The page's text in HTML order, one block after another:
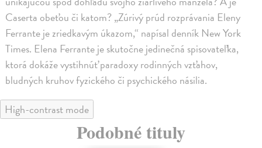
Caserta obeťou či katom? „Zúrivý prúd rozprávania Eleny
Ferrante je zriedkavým úkazom,“ napísal denník New York
Times. Elena Ferrante je skutočne jedinečná spisovateľka,
ktorá dokáže vystihnúť paradoxy rodinných vzťahov,
bludných kruhov fyzického či psychického násilia.
High-contrast mode
Podobné tituly